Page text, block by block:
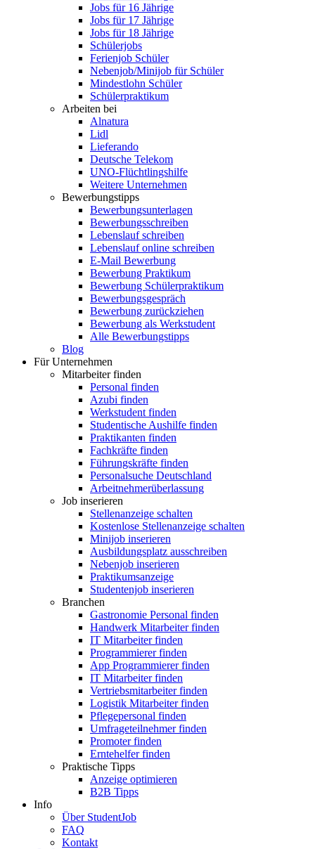
Jobs für 16 Jährige
Jobs für 17 Jährige
Jobs für 18 Jährige
Schülerjobs
Ferienjob Schüler
Nebenjob/Minijob für Schüler
Mindestlohn Schüler
Schülerpraktikum
Arbeiten bei
Alnatura
Lidl
Lieferando
Deutsche Telekom
UNO-Flüchtlingshilfe
Weitere Unternehmen
Bewerbungstipps
Bewerbungsunterlagen
Bewerbungsschreiben
Lebenslauf schreiben
Lebenslauf online schreiben
E-Mail Bewerbung
Bewerbung Praktikum
Bewerbung Schülerpraktikum
Bewerbungsgespräch
Bewerbung zurückziehen
Bewerbung als Werkstudent
Alle Bewerbungstipps
Blog
Für Unternehmen
Mitarbeiter finden
Personal finden
Azubi finden
Werkstudent finden
Studentische Aushilfe finden
Praktikanten finden
Fachkräfte finden
Führungskräfte finden
Personalsuche Deutschland
Arbeitnehmerüberlassung
Job inserieren
Stellenanzeige schalten
Kostenlose Stellenanzeige schalten
Minijob inserieren
Ausbildungsplatz ausschreiben
Nebenjob inserieren
Praktikumsanzeige
Studentenjob inserieren
Branchen
Gastronomie Personal finden
Handwerk Mitarbeiter finden
IT Mitarbeiter finden
Programmierer finden
App Programmierer finden
IT Mitarbeiter finden
Vertriebsmitarbeiter finden
Logistik Mitarbeiter finden
Pflegepersonal finden
Umfrageteilnehmer finden
Promoter finden
Erntehelfer finden
Praktische Tipps
Anzeige optimieren
B2B Tipps
Info
Über StudentJob
FAQ
Kontakt